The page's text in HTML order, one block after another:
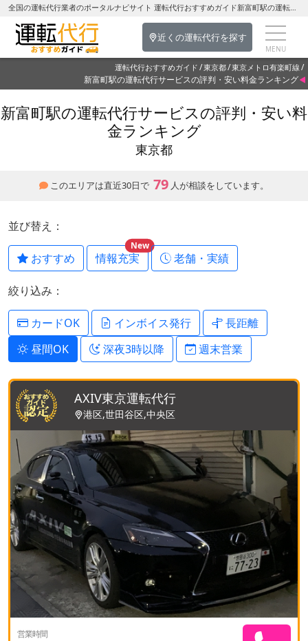
全国の運転代行業者のポータルナビサイト 運転代行おすすめガイド新富町駅の運転代行を探す-東京都の運転代行
近くの運転代行を探す
運転代行おすすめガイド 東京都 東京メトロ有楽町線
新富町駅の運転代行サービスの評判・安い料金ランキング
新富町駅の運転代行サービスの評判・安い料
金ランキング
東京都
このエリアは直近30日で 79 人が相談をしています。
並び替え：
おすすめ 情報充実
New
老舗・実績
絞り込み：
カードOK インボイス発行
長距離
昼間OK
深夜3時以降 週末営業
AXIV東京運転代行
港区,世田谷区,中央区
営業時間